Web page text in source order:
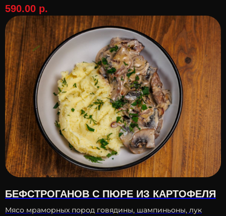
590.00 р.
БЕФСТРОГАНОВ С ПЮРЕ ИЗ КАРТОФЕЛЯ
Мясо мраморных пород говядины, шампиньоны, лук